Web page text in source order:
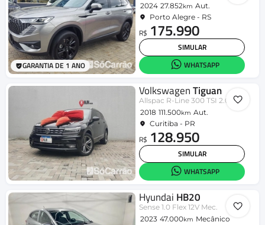
GARANTIA DE 1 ANO
2024 27.852km Aut.
Porto Alegre - RS
R$ 175.990
SIMULAR
WHATSAPP
VolkswagenTiguan
Allspac R-Line 300 TSI 2.0
2018 111.500km Aut.
Curitiba - PR
R$ 128.950
SIMULAR
WHATSAPP
Hyundai HB20
Sense 1.0 Flex 12V Mec.
2023 47.000km Mecânico